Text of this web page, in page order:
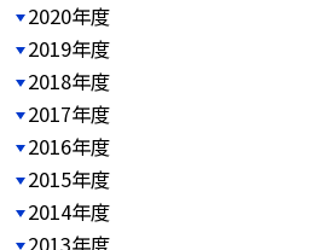
2020年度
2019年度
2018年度
2017年度
2016年度
2015年度
2014年度